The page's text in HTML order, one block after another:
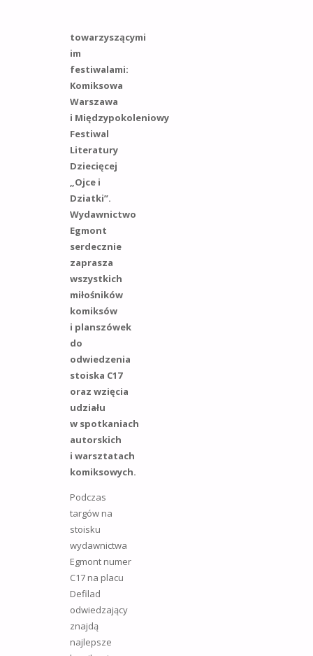
towarzyszącymi
im
festiwalami:
Komiksowa
Warszawa
i Międzypokoleniowy
Festiwal
Literatury
Dziecięcej
„Ojce i
Dziatki”.
Wydawnictwo
Egmont
serdecznie
zaprasza
wszystkich
miłośników
komiksów
i planszówek
do
odwiedzenia
stoiska C17
oraz wzięcia
udziału
w spotkaniach
autorskich
i warsztatach
komiksowych.
Podczas
targów na
stoisku
wydawnictwa
Egmont numer
C17 na placu
Defilad
odwiedzający
znajdą
najlepsze